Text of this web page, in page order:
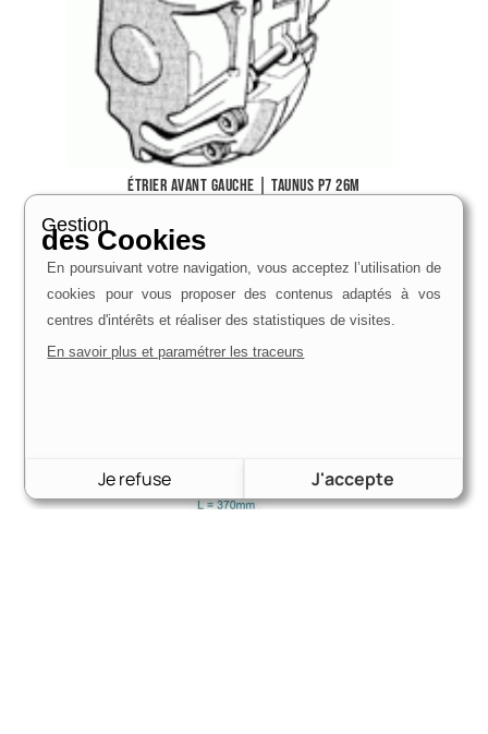
Étrier avant gauche | Taunus P7 26m
Voir le produit
Gestion
des Cookies
En poursuivant votre navigation, vous acceptez l’utilisation de
cookies pour vous proposer des contenus adaptés à vos
centres d'intérêts et réaliser des statistiques de visites.
En savoir plus et paramétrer les traceurs
Je refuse J'accepte